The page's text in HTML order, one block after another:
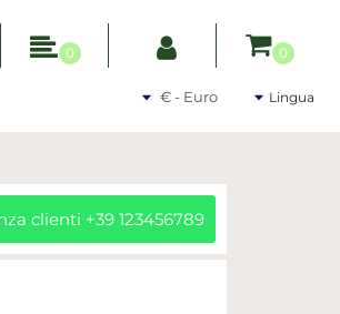
0 0
Seleziona una valutaLingua
clienti +39 123456789